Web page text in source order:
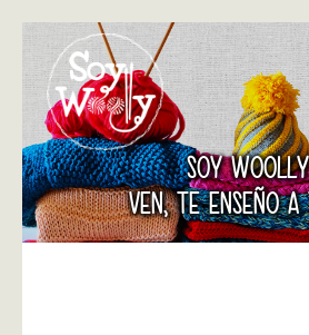
SOY
VEN, TE ENSEÑO A